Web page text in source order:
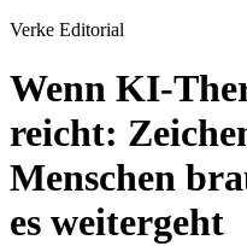
Verke Editorial
Wenn KI-
reicht:
Menschen
es weitergeht